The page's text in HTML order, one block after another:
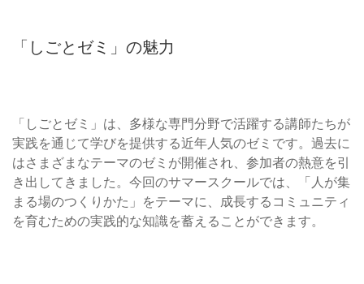
「しごとゼミ」の魅力
「しごとゼミ」は、多様な専門分野で活躍する講師たちが
実践を通じて学びを提供する近年人気のゼミです。過去に
はさまざまなテーマのゼミが開催され、参加者の熱意を引
き出してきました。今回のサマースクールでは、「人が集
まる場のつくりかた」をテーマに、成長するコミュニティ
を育むための実践的な知識を蓄えることができます。